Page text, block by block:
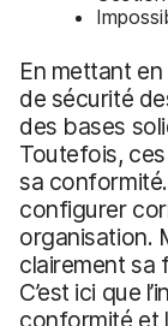
En mettant
de sécurité
des bases
Toutefois,
sa
configurer
organisation.
clairement sa
C’est ici que
conformité et